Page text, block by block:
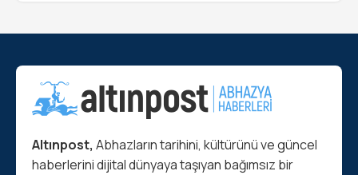
Altınpost, Abhazların tarihini, kültürünü ve güncel
haberlerini dijital dünyaya taşıyan bağımsız bir